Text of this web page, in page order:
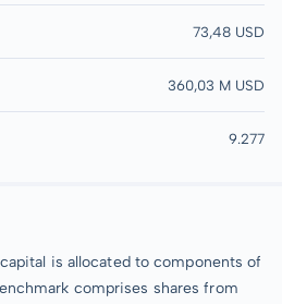
73,48 USD
360,03 M USD
9.277
is allocated to components of
comprises shares from